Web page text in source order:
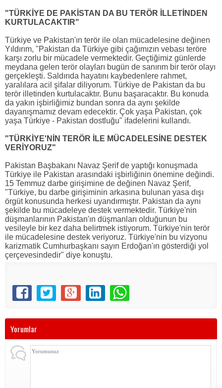
"TÜRKİYE DE PAKİSTAN DA BU TERÖR İLLETİNDEN
KURTULACAKTIR"
Türkiye ve Pakistan'ın terör ile olan mücadelesine değinen
Yıldırım, "Pakistan da Türkiye gibi çağımızın vebası teröre
karşı zorlu bir mücadele vermektedir. Geçtiğimiz günlerde
meydana gelen terör olayları bugün de sanırım bir terör olayı
gerçekleşti. Saldırıda hayatını kaybedenlere rahmet,
yaralılara acil şifalar diliyorum. Türkiye de Pakistan da bu
terör illetinden kurtulacaktır. Bunu başaracaktır. Bu konuda
da yakın işbirliğimiz bundan sonra da aynı şekilde
dayanışmamız devam edecektir. Çok yaşa Pakistan, çok
yaşa Türkiye - Pakistan dostluğu" ifadelerini kullandı.
"TÜRKİYE'NİN TERÖR İLE MÜCADELESİNE DESTEK
VERİYORUZ"
Pakistan Başbakanı Navaz Şerif de yaptığı konuşmada
Türkiye ile Pakistan arasındaki işbirliğinin önemine değindi.
15 Temmuz darbe girişimine de değinen Navaz Şerif,
"Türkiye, bu darbe girişiminin arkasına bulunan yasa dışı
örgüt konusunda herkesi uyandırmıştır. Pakistan da aynı
şekilde bu mücadeleye destek vermektedir. Türkiye'nin
düşmanlarının Pakistan'ın düşmanları olduğunun bu
vesileyle bir kez daha belirtmek istiyorum. Türkiye'nin terör
ile mücadelesine destek veriyoruz. Türkiye'nin bu vizyonu
karizmatik Cumhurbaşkanı sayın Erdoğan'ın gösterdiği yol
çerçevesindedir" diye konuştu.
Yorumlar